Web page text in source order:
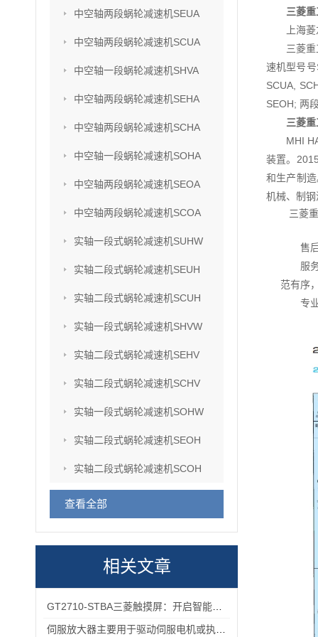
中空轴两段蜗轮减速机SEUA
中空轴两段蜗轮减速机SCUA
中空轴一段蜗轮减速机SHVA
中空轴两段蜗轮减速机SEHA
中空轴两段蜗轮减速机SCHA
中空轴一段蜗轮减速机SOHA
中空轴两段蜗轮减速机SEOA
中空轴两段蜗轮减速机SCOA
实轴一段式蜗轮减速机SUHW
实轴二段式蜗轮减速机SEUH
实轴二段式蜗轮减速机SCUH
实轴一段式蜗轮减速机SHVW
实轴二段式蜗轮减速机SEHV
实轴二段式蜗轮减速机SCHV
实轴一段式蜗轮减速机SOHW
实轴二段式蜗轮减速机SEOH
实轴二段式蜗轮减速机SCOH
查看全部
相关文章
三菱
上海
三菱
速机型号
SCUA,
SEOH; 两
三菱
MHI
装置。
和生产制
机械、制
三菱
售
服
范有序
专